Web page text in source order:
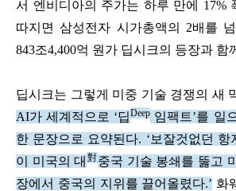
서 엔비디아의 주가는 하루 만에 17%
따지면 삼성전자 시가총액의 2배를
843조4,400억 원가 딥시크의 등장과 함
딥시크는 그렇게 미중 기술 경쟁의 새
AI가 세계적으로 ‘딥Deep 임팩트’를 일
한 문장으로 요약된다. ‘보잘것없던 항
이 미국의 대對중국 기술 봉쇄를 뚫고
장에서 중국의 지위를 끌어올렸다.’ 화